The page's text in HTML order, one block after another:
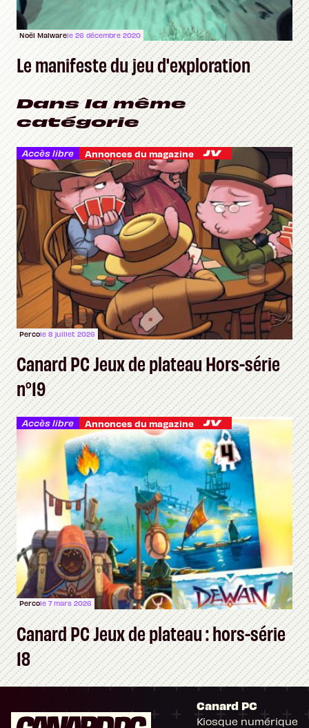
Noël Malwarele 26 décembre 2020
Le manifeste du jeu d'exploration
Dans la même
catégorie
Accès libre Annonces du magazine
Percole 8 juillet 2026
Canard PC Jeux de plateau Hors-série
n°19
Accès libre Annonces du magazine
Percole 7 mars 2026
Canard PC Jeux de plateau : hors-série
18
Canard PC
Kiosque numérique